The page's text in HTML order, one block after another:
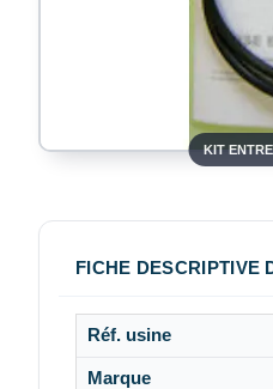
KIT
FICHE DESCRIPTIVE
Réf. usine
Marque